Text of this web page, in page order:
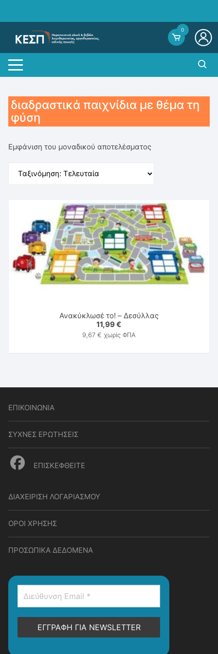
0
διαδραστικά παιχνίδια με θέμα τη
φύση
Εμφάνιση του μοναδικού αποτελέσματος
Ανακύκλωσέ το! – Δεσύλλας
11,99€
9,67 € χωρίς ΦΠΑ
ΕΠΙΚΟΙΝΩΝΙΑ
ΣΥΧΝΕΣ ΕΡΩΤΗΣΕΙΣ
ΕΠΙΣΚΕΦΘΕΙΤΕ
ΔΙΑΧΕΙΡΙΣΗ ΛΟΓΑΡΙΑΣΜΟΥ
ΟΡΟΙ ΧΡΗΣΗΣ
ΠΡΟΣΩΠΙΚΑ ΔΕΔΟΜΕΝΑ